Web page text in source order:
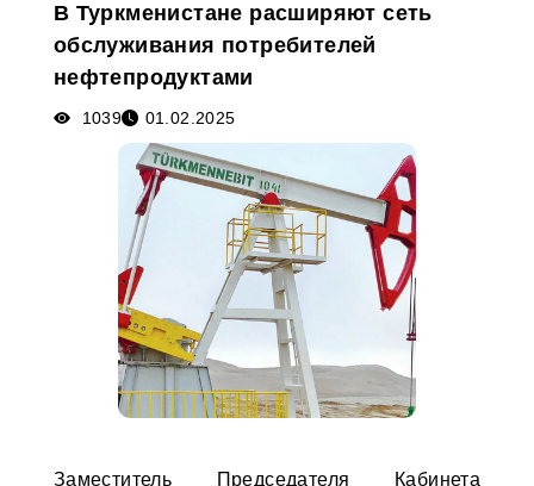
Медиа
Афиша
В Туркменистане расширяют сеть
обслуживания потребителей
нефтепродуктами
1039 01.02.2025
Заместитель Председателя Кабинета